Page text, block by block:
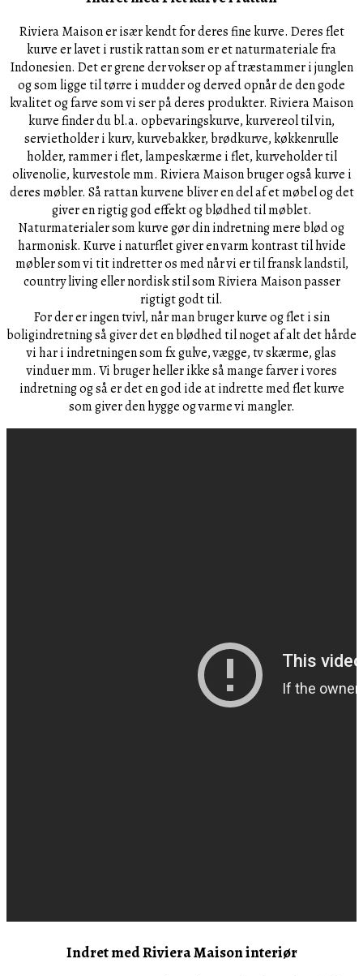
Riviera Maison er især kendt for deres fine kurve. Deres flet
kurve er lavet i rustik rattan som er et naturmateriale fra
Indonesien. Det er grene der vokser op af træstammer i junglen
og som ligge til tørre i mudder og derved opnår de den gode
kvalitet og farve som vi ser på deres produkter. Riviera Maison
kurve finder du bl.a. opbevaringskurve, kurvereol til vin,
servietholder i kurv, kurvebakker, brødkurve, køkkenrulle
holder, rammer i flet, lampeskærme i flet, kurveholder til
olivenolie, kurvestole mm. Riviera Maison bruger også kurve i
deres møbler. Så rattan kurvene bliver en del af et møbel og det
giver en rigtig god effekt og blødhed til møblet.
Naturmaterialer som kurve gør din indretning mere blød og
harmonisk. Kurve i naturflet giver en varm kontrast til hvide
møbler som vi tit indretter os med når vi er til fransk landstil,
country living eller nordisk stil som Riviera Maison passer
rigtigt godt til.
For der er ingen tvivl, når man bruger kurve og flet i sin
boligindretning så giver det en blødhed til noget af alt det hårde
vi har i indretningen som fx gulve, vægge, tv skærme, glas
vinduer mm. Vi bruger heller ikke så mange farver i vores
indretning og så er det en god ide at indrette med flet kurve
som giver den hygge og varme vi mangler.
Indret med Riviera Maison interiør